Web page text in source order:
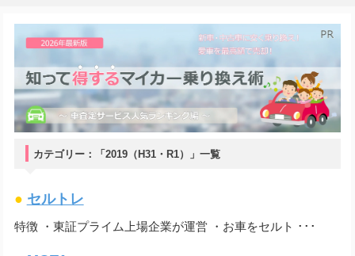
カテゴリー：「2019（H31・R1）」一覧
● セルトレ
特徴 ・東証プライム上場企業が運営 ・お車をセルト ･･･